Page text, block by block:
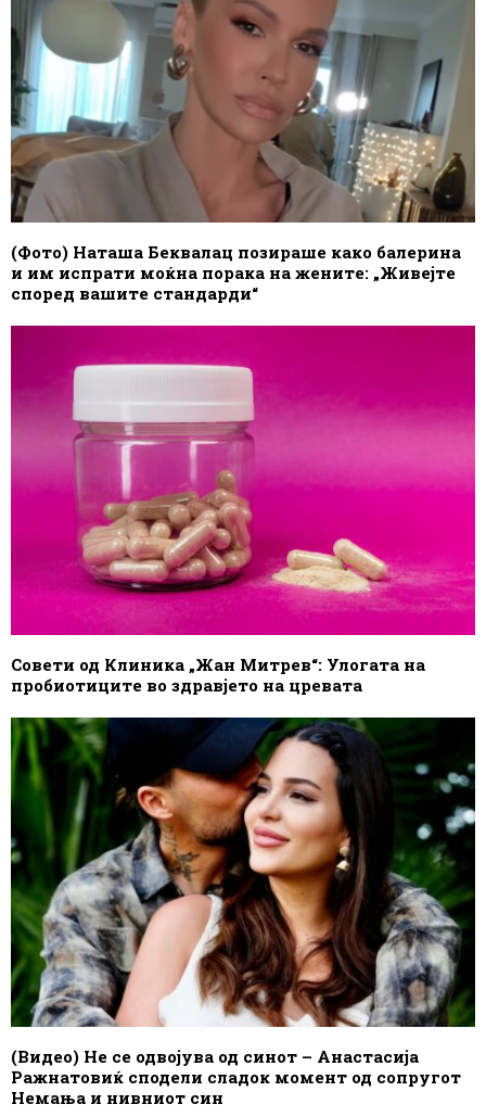
(Фото) Наташа Беквалац позираше како балерина
и им испрати моќна порака на жените: „Живејте
според вашите стандарди“
Совети од Клиника „Жан Митрев“: Улогата на
пробиотиците во здравјето на цревата
(Видео) Не се одвојува од синот – Анастасија
Ражнатовиќ сподели сладок момент од сопругот
Немања и нивниот син